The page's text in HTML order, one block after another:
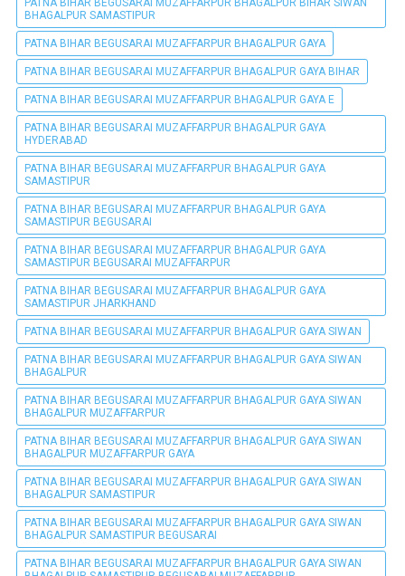
PATNA BIHAR BEGUSARAI MUZAFFARPUR BHAGALPUR BIHAR SIWAN
BHAGALPUR SAMASTIPUR
PATNA BIHAR BEGUSARAI MUZAFFARPUR BHAGALPUR GAYA
PATNA BIHAR BEGUSARAI MUZAFFARPUR BHAGALPUR GAYA BIHAR
PATNA BIHAR BEGUSARAI MUZAFFARPUR BHAGALPUR GAYA E
PATNA BIHAR BEGUSARAI MUZAFFARPUR BHAGALPUR GAYA
HYDERABAD
PATNA BIHAR BEGUSARAI MUZAFFARPUR BHAGALPUR GAYA
SAMASTIPUR
PATNA BIHAR BEGUSARAI MUZAFFARPUR BHAGALPUR GAYA
SAMASTIPUR BEGUSARAI
PATNA BIHAR BEGUSARAI MUZAFFARPUR BHAGALPUR GAYA
SAMASTIPUR BEGUSARAI MUZAFFARPUR
PATNA BIHAR BEGUSARAI MUZAFFARPUR BHAGALPUR GAYA
SAMASTIPUR JHARKHAND
PATNA BIHAR BEGUSARAI MUZAFFARPUR BHAGALPUR GAYA SIWAN
PATNA BIHAR BEGUSARAI MUZAFFARPUR BHAGALPUR GAYA SIWAN
BHAGALPUR
PATNA BIHAR BEGUSARAI MUZAFFARPUR BHAGALPUR GAYA SIWAN
BHAGALPUR MUZAFFARPUR
PATNA BIHAR BEGUSARAI MUZAFFARPUR BHAGALPUR GAYA SIWAN
BHAGALPUR MUZAFFARPUR GAYA
PATNA BIHAR BEGUSARAI MUZAFFARPUR BHAGALPUR GAYA SIWAN
BHAGALPUR SAMASTIPUR
PATNA BIHAR BEGUSARAI MUZAFFARPUR BHAGALPUR GAYA SIWAN
BHAGALPUR SAMASTIPUR BEGUSARAI
PATNA BIHAR BEGUSARAI MUZAFFARPUR BHAGALPUR GAYA SIWAN